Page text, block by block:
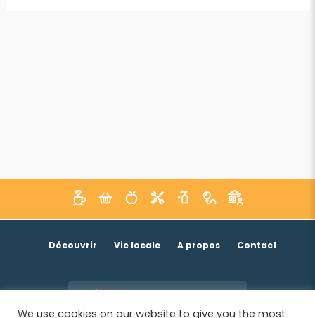
Découvrir Vie locale A propos Contact
We use cookies on our website to give you the most